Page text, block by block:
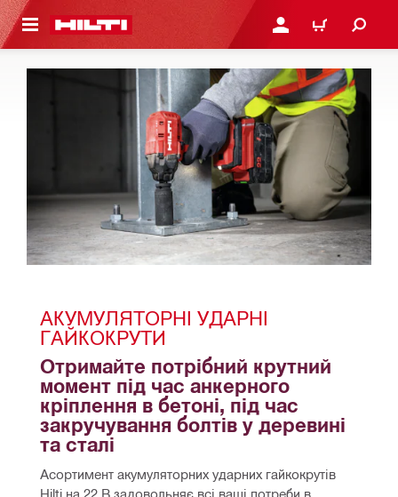
ЗМІСТУ УВІЙТИ АБО
КОШИК
АКУМУЛЯТОРНІ УДАРНІ
ГАЙКОКРУТИ
Отримайте потрібний крутний
момент під час анкерного
кріплення в бетоні, під час
закручування болтів у деревині
та сталі
Асортимент акумуляторних ударних гайкокрутів